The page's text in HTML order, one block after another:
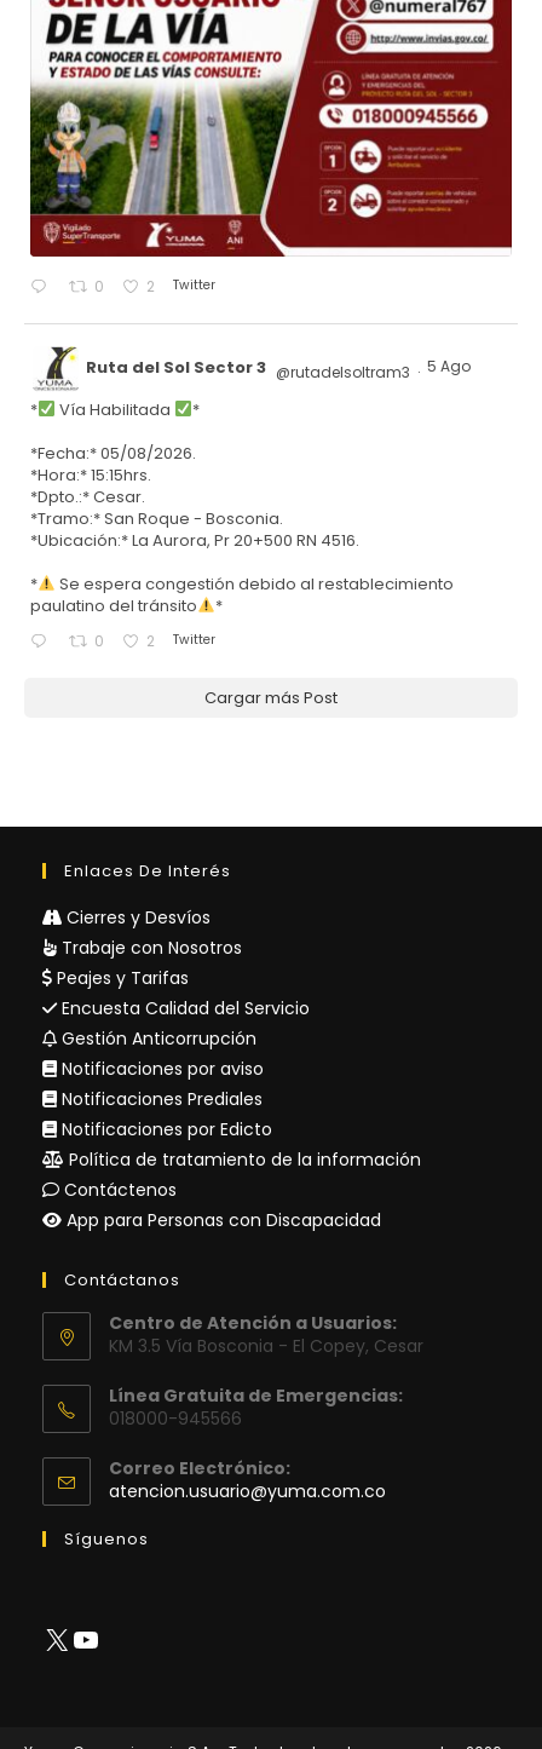
0 2 Twitter
Ruta del Sol Sector 3 @rutadelsoltram3 · 5 Ago
* Vía Habilitada
*
*Fecha:* 05/08/2026.
*Hora:* 15:15hrs.
*Dpto.:* Cesar.
*Tramo:* San Roque - Bosconia.
*Ubicación:* La Aurora, Pr 20+500 RN 4516.
*
Se espera congestión debido al restablecimiento
paulatino del tránsito
*
0 2 Twitter
Cargar más Post
Enlaces De Interés
Cierres y Desvíos
Trabaje con Nosotros
Peajes y Tarifas
Encuesta Calidad del Servicio
Gestión Anticorrupción
Notificaciones por aviso
Notificaciones Prediales
Notificaciones por Edicto
Política de tratamiento de la información
Contáctenos
App para Personas con Discapacidad
Contáctanos
Centro de Atención a Usuarios:
KM 3.5 Vía Bosconia - El Copey, Cesar
Línea Gratuita de Emergencias:
018000-945566
Correo Electrónico:
atencion.usuario@yuma.com.co
Síguenos
X YouTube